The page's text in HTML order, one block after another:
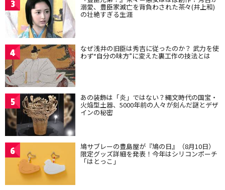
3 溺愛、豊臣家滅亡を背負わされた茶々(井上和)
の壮絶すぎる生涯
4 なぜ浅井の旧臣は秀吉に従ったのか？ 武力を使
わず“自分の味方”に変えた裏工作の技法とは
5 あの装飾は「炎」ではない？縄文時代の国宝・
火焔型土器、5000年前の人々が刻んだ謎とデザ
インの秘密
6 鳩サブレーの豊島屋が『鳩の日』（8月10日）
限定グッズ詳細を発表！今年はシリコンポーチ
「はとっこ」